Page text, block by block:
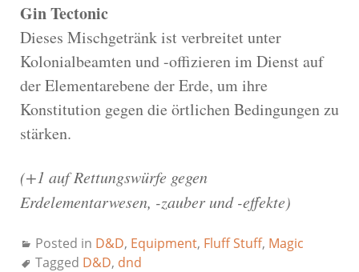
Gin Tectonic
Dieses Mischgetränk ist verbreitet unter
Kolonialbeamten und -offizieren im Dienst auf
der Elementarebene der Erde, um ihre
Konstitution gegen die örtlichen Bedingungen zu
stärken.
(+1 auf Rettungswürfe gegen
Erdelementarwesen, -zauber und -effekte)
Posted in D&D, Equipment, Fluff Stuff, Magic
Tagged D&D, dnd